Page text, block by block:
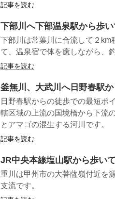
記事を読む
下部川へ下部温泉駅から歩
下部川は常葉川に合流して２km
て、温泉宿で体を癒しながら、
記事を読む
釜無川、大武川へ日野春駅
日野春駅からの徒歩での最短ポ
轄区域の上流の国境橋から下流
とアマゴの混生する河川です。
記事を読む
JR中央本線塩山駅から歩い
重川は甲州市の大菩薩嶺付近を
支流です。